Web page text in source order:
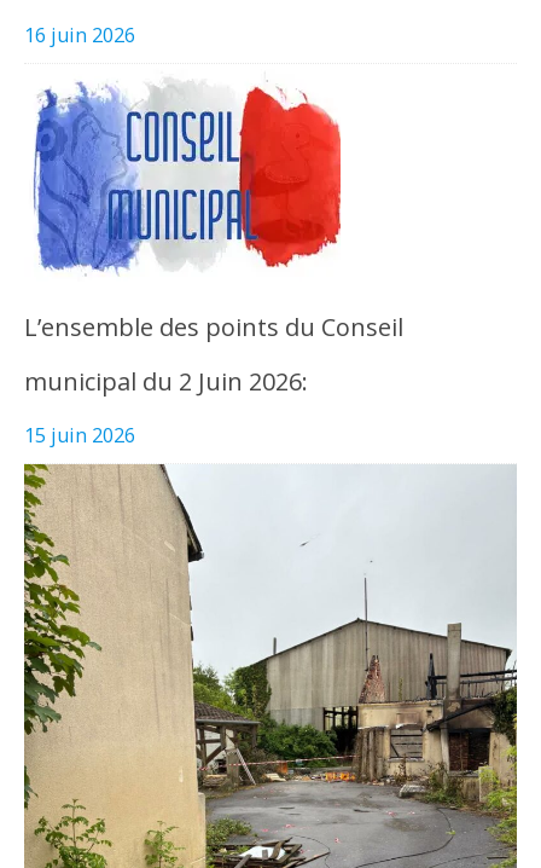
16 juin 2026
L’ensemble des points du Conseil
municipal du 2 Juin 2026:
15 juin 2026